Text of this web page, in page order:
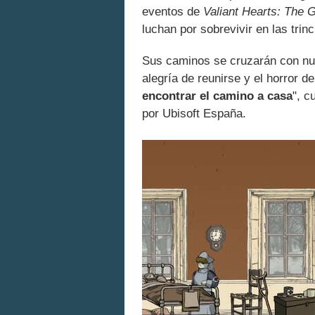
eventos de Valiant Hearts: The
luchan por sobrevivir en las
Sus caminos se cruzarán con
alegría de reunirse y el horror
encontrar el camino a casa",
por Ubisoft España.